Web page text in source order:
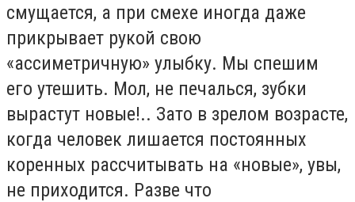
смущается, а при смехе иногда даже
прикрывает рукой свою
«ассиметричную» улыбку. Мы спешим
его утешить. Мол, не печалься, зубки
вырастут новые!.. Зато в зрелом возрасте,
когда человек лишается постоянных
коренных рассчитывать на «новые», увы,
не приходится. Разве что